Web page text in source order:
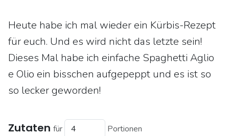
Heute habe ich mal wieder ein Kürbis-Rezept
für euch. Und es wird nicht das letzte sein!
Dieses Mal habe ich einfache Spaghetti Aglio
e Olio ein bisschen aufgepeppt und es ist so
so lecker geworden!
Zutaten für Portionen